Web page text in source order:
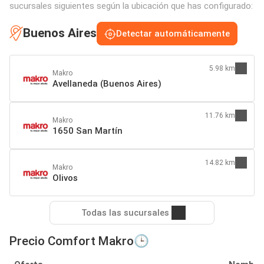
sucursales siguientes según la ubicación que has configurado:
Buenos Aires Detectar automáticamente
Makro
Avellaneda (Buenos Aires)
5.98 km
Makro
1650 San Martín
11.76 km
Makro
Olivos
14.82 km
Todas las sucursales
Precio Comfort Makro🕒